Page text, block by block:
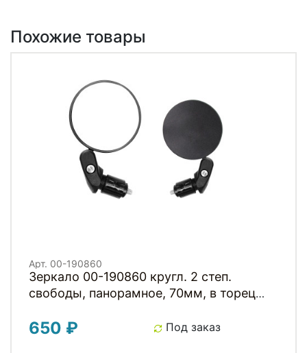
Похожие товары
Арт. 00-190860
Зеркало 00-190860 кругл. 2 степ.
свободы, панорамное, 70мм, в торец
черное (инд. уп.)
650 ₽ Под заказ